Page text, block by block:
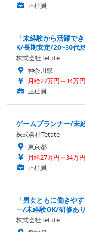
正社員
「未経験から活躍で
K/長期安定/20~30代
株式会社Tetote
神奈川県
月給27万円～34万円
正社員
ゲームプランナー/未
株式会社Tetote
東京都
月給27万円～34万円
正社員
「男女ともに働きや
ー/未経験OK/研修あ
株式会社Tetote